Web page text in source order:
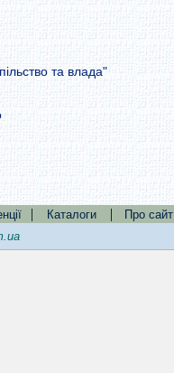
та влада"
| Каталоги |
Про сайт